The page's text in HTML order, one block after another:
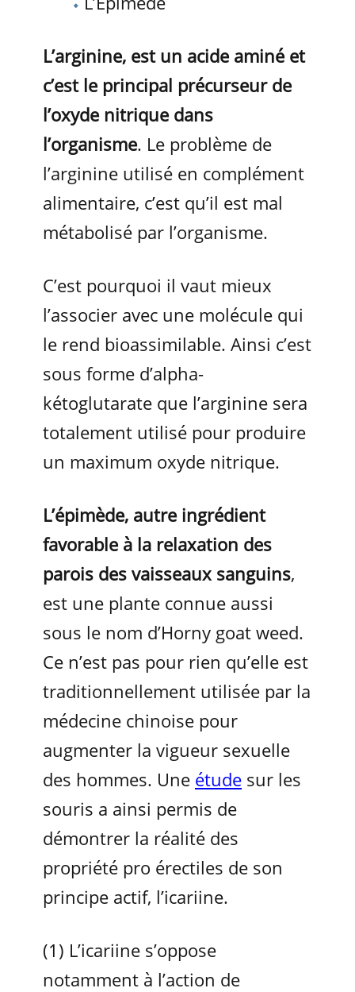
L’arginine, est un acide aminé et
c’est le principal précurseur de
l’oxyde nitrique dans
l’organisme. Le problème de
l’arginine utilisé en complément
alimentaire, c’est qu’il est mal
métabolisé par l’organisme.
C’est pourquoi il vaut mieux
l’associer avec une molécule qui
le rend bioassimilable. Ainsi c’est
sous forme d’alpha-
kétoglutarate que l’arginine sera
totalement utilisé pour produire
un maximum oxyde nitrique.
L’épimède, autre ingrédient
favorable à la relaxation des
parois des vaisseaux sanguins,
est une plante connue aussi
sous le nom d’Horny goat weed.
Ce n’est pas pour rien qu’elle est
traditionnellement utilisée par la
médecine chinoise pour
augmenter la vigueur sexuelle
des hommes. Une étude sur les
souris a ainsi permis de
démontrer la réalité des
propriété pro érectiles de son
principe actif, l’icariine.
(1) L’icariine s’oppose
notamment à l’action de